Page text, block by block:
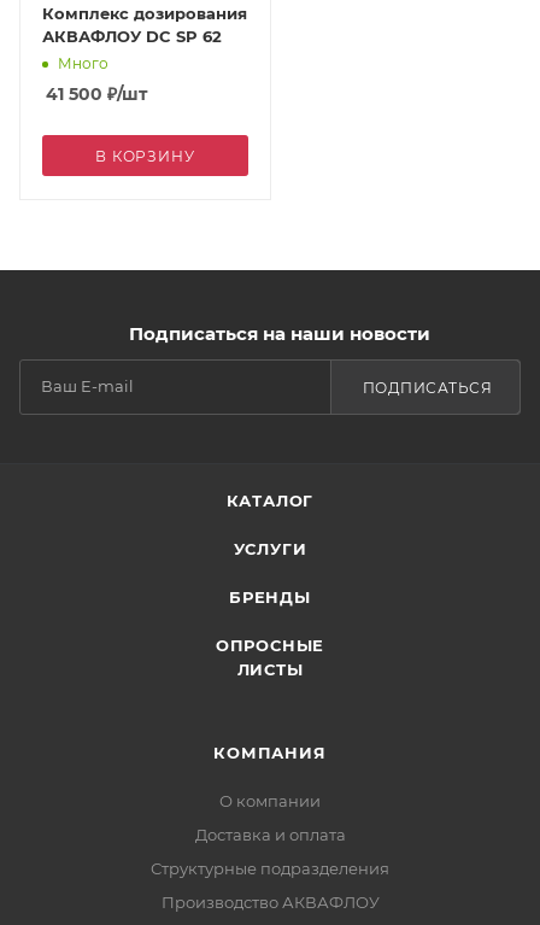
Комплекс дозирования
АКВАФЛОУ DC SP 62
Много
41 500 ₽/шт
В КОРЗИНУ
Подписаться на наши новости
ПОДПИСАТЬСЯ
КАТАЛОГ
УСЛУГИ
БРЕНДЫ
ОПРОСНЫЕ
ЛИСТЫ
КОМПАНИЯ
О компании
Доставка и оплата
Структурные подразделения
Производство АКВАФЛОУ